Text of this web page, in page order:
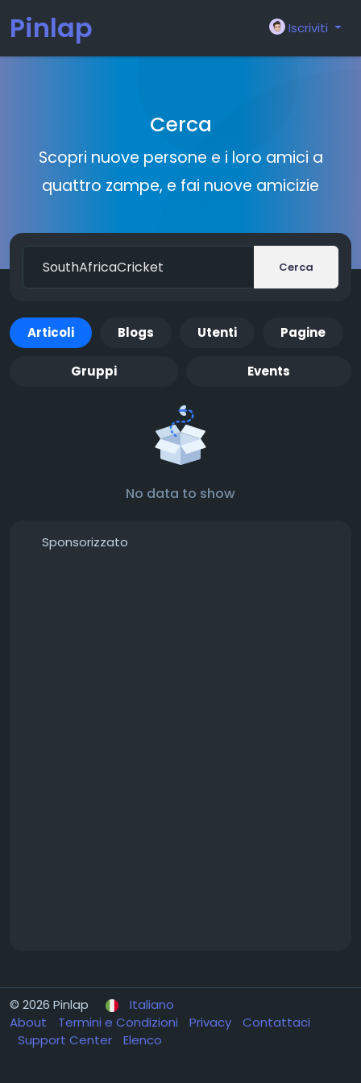
Pinlap Iscriviti
Cerca
Scopri nuove persone e i loro amici a
quattro zampe, e fai nuove amicizie
Cerca
Articoli Blogs Utenti Pagine
Gruppi Events
No data to show
Sponsorizzato
© 2026 Pinlap
Italiano
About
Termini e Condizioni Privacy
Contattaci
Support Center
Elenco